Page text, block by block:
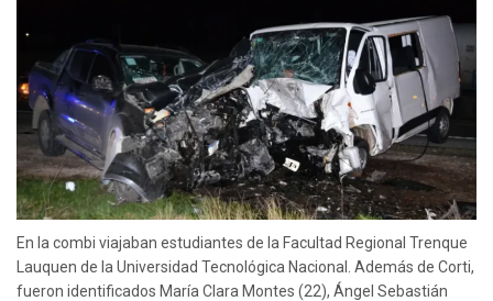
En la combi viajaban estudiantes de la Facultad Regional Trenque
Lauquen de la Universidad Tecnológica Nacional. Además de Corti,
fueron identificados María Clara Montes (22), Ángel Sebastián